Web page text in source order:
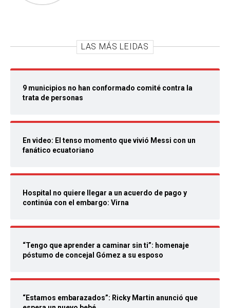
LAS MÁS LEIDAS
9 municipios no han conformado comité contra la
trata de personas
En video: El tenso momento que vivió Messi con un
fanático ecuatoriano
Hospital no quiere llegar a un acuerdo de pago y
continúa con el embargo: Virna
“Tengo que aprender a caminar sin ti”: homenaje
póstumo de concejal Gómez a su esposo
“Estamos embarazados”: Ricky Martin anunció que